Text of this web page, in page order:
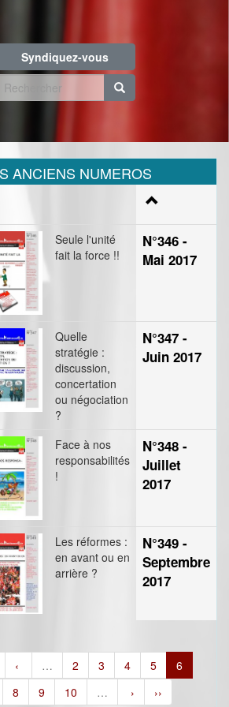
Syndiquez-vous
ANCIENS NUMEROS
Seule l'unité
fait la force !!
N°346 -
Mai 2017
Quelle
stratégie :
discussion,
concertation
ou négociation
?
N°347 -
Juin 2017
Face à nos
responsabilités
!
N°348 -
Juillet
2017
Les réformes :
en avant ou en
arrière ?
N°349 -
Septembre
2017
‹ … 2 3 4 5
6
8 9 10 … › ››